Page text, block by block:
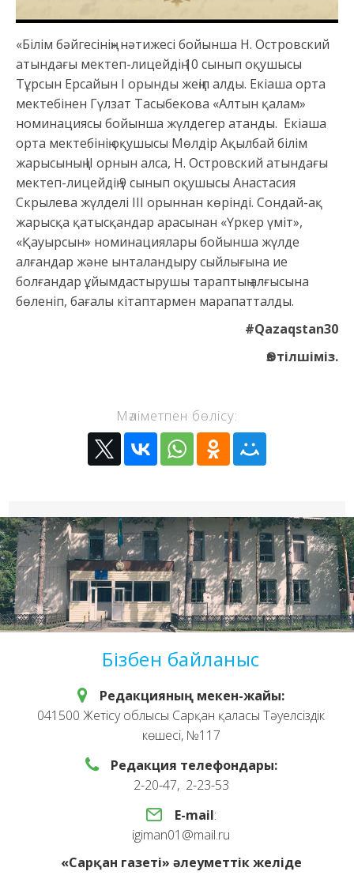
«Білім бәйгесінің» нәтижесі бойынша Н. Островский
атындағы мектеп-лицейдің 10 сынып оқушысы
Тұрсын Ерсайын І орынды жеңіп алды. Екіаша орта
мектебінен Гүлзат Тасыбекова «Алтын қалам»
номинациясы бойынша жүлдегер атанды. Екіаша
орта мектебінің оқушысы Мөлдір Ақылбай білім
жарысының ІІ орнын алса, Н. Островский атындағы
мектеп-лицейдің 9 сынып оқушысы Анастасия
Скрылева жүлделі ІІІ орыннан көрінді. Сондай-ақ
жарысқа қатысқандар арасынан «Үркер үміт»,
«Қауырсын» номинациялары бойынша жүлде
алғандар және ынталандыру сыйлығына ие
болғандар ұйымдастырушы тараптың алғысына
бөленіп, бағалы кітаптармен марапатталды.
#Qazaqstan30
Өз тілшіміз.
Мәліметпен бөлісу:
Бізбен байланыс
Редакцияның мекен-жайы:
041500 Жетісу облысы Сарқан қаласы Тәуелсіздік
көшесі, №117
Редакция телефондары:
2-20-47, 2-23-53
E-mail:
igiman01@mail.ru
«Сарқан газеті» әлеуметтік желіде